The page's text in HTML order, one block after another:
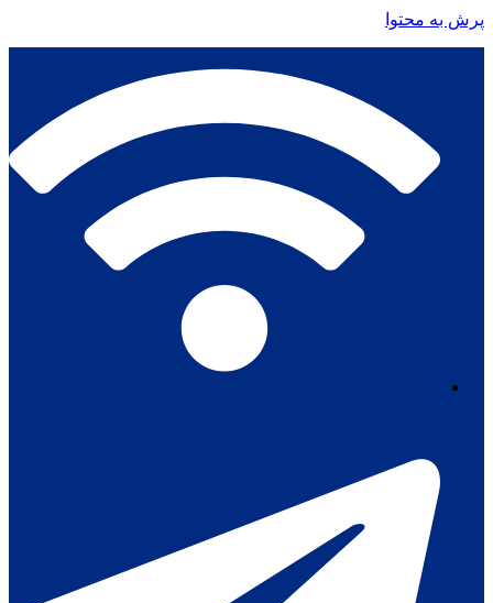
پرش به محتوا